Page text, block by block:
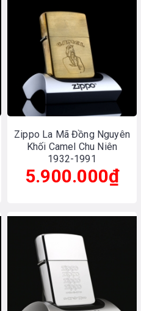
Zippo La Mã Đồng Nguyên
Khối Camel Chu Niên
1932-1991
5.900.000₫